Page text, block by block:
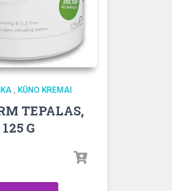
, KŪNO KREMAI
TEPALAS,
125 G